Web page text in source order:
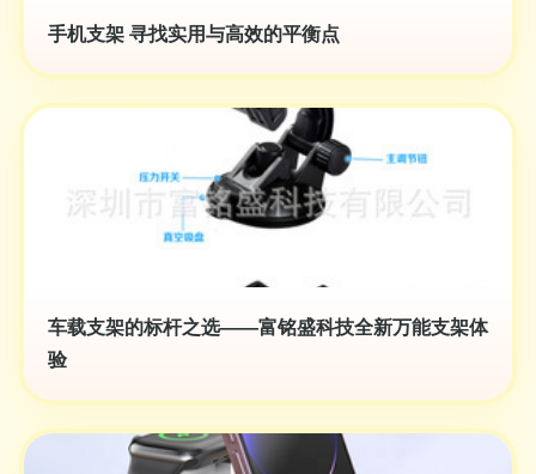
手机支架 寻找实用与高效的平衡点
车载支架的标杆之选——富铭盛科技全新万能支架体
验